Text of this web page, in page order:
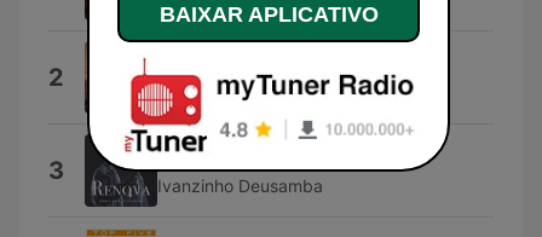
2 Geração Aliança
3 Renova
Ivanzinho Deusamba
BAIXAR APLICATIVO